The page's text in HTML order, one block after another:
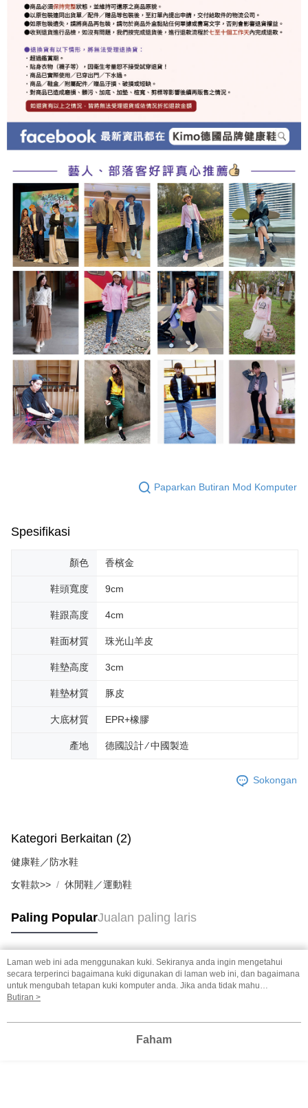
Paparkan Butiran Mod Komputer
Spesifikasi
顏色 香檳金
鞋頭寬度 9cm
鞋跟高度 4cm
鞋面材質 珠光山羊皮
鞋墊高度 3cm
鞋墊材質 豚皮
大底材質 EPR+橡膠
產地 德國設計 ∕ 中國製造
Sokongan
Kategori Berkaitan (2)
健康鞋／防水鞋
女鞋款>> 休閒鞋／運動鞋
Paling PopularJualan paling laris
Tag Popular
Laman web ini ada menggunakan kuki. Sekiranya anda ingin mengetahui
secara terperinci bagaimana kuki digunakan di laman web ini, dan bagaimana
untuk mengubah tetapan kuki komputer anda. Jika anda tidak mahu
menggunakan kuki di komputer anda, sila rujuk penerangan mengenai kuki.
mengetahui secara terperinci bagaimana kuki digunakan di laman web ini,
mahu menggunakan kuki di komputer anda, sila rujuk penerangan mengenai
Butiran >
Faham